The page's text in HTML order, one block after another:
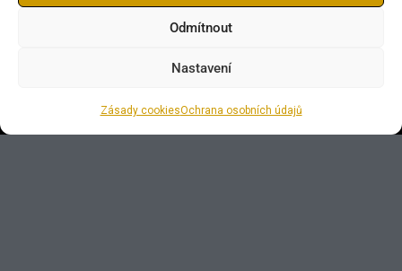
Odmítnout
Nastavení
Zásady cookiesOchrana osobních údajů